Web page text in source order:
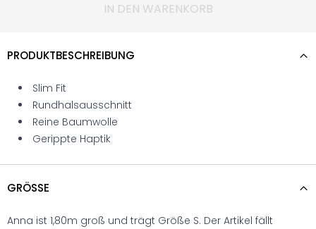
IN DEN WARENKORB
PRODUKTBESCHREIBUNG
Slim Fit
Rundhalsausschnitt
Reine Baumwolle
Gerippte Haptik
GRÖSSE
Anna ist 1,80m groß und trägt Größe S. Der Artikel fällt